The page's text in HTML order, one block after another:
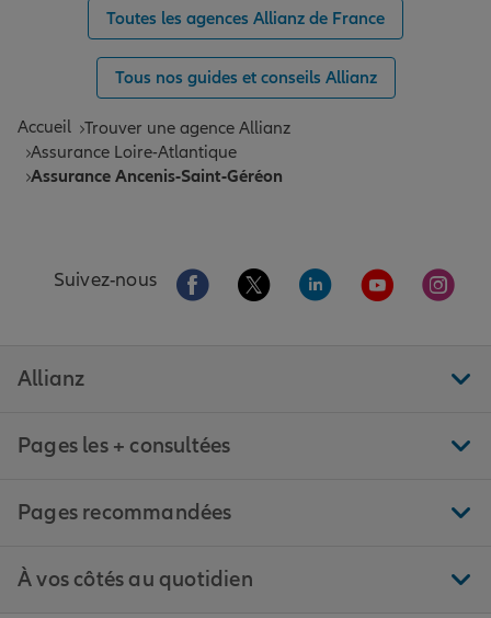
Toutes les agences Allianz de France
Tous nos guides et conseils Allianz
Accueil Trouver une agence Allianz
Assurance Loire-Atlantique
Assurance Ancenis-Saint-Géréon
Suivez-nous Aller sur la page Facebook de Allianz
Aller sur la page Twitter de
Aller sur la page
Aller sur la
Aller
Allianz
Pages les + consultées
Pages recommandées
À vos côtés au quotidien